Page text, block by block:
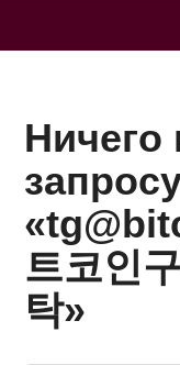
Ничего
트코인
탁»